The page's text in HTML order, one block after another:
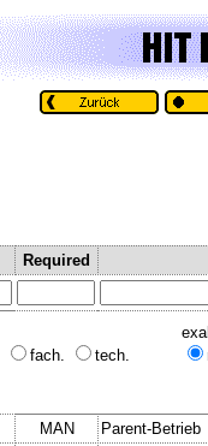
Required
fach. tech.
MAN
Parent-Betrieb